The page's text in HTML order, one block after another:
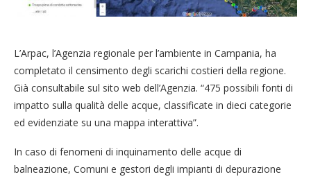
L’Arpac, l’Agenzia regionale per l’ambiente in Campania, ha
completato il censimento degli scarichi costieri della regione.
Già consultabile sul sito web dell’Agenzia. “475 possibili fonti di
impatto sulla qualità delle acque, classificate in dieci categorie
ed evidenziate su una mappa interattiva”.
In caso di fenomeni di inquinamento delle acque di
balneazione, Comuni e gestori degli impianti di depurazione